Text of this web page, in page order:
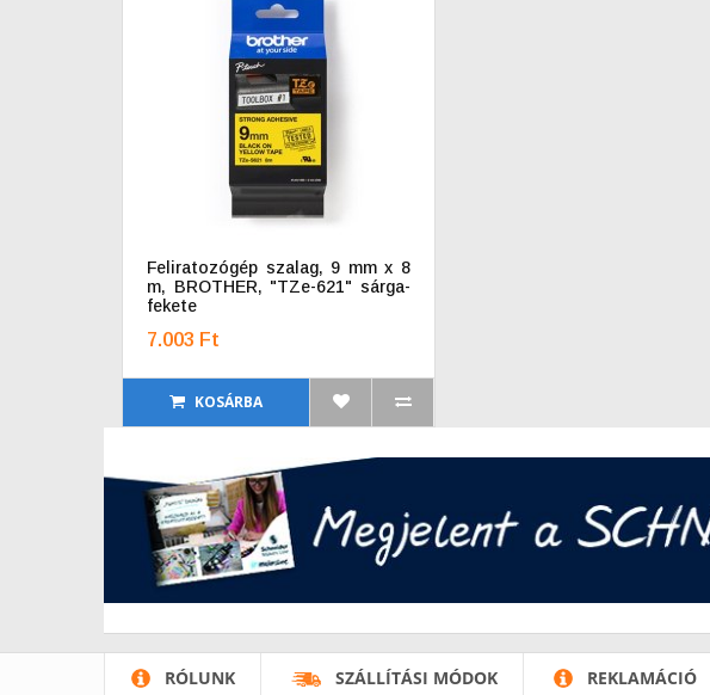
Feliratozógép szalag, 9 mm x 8
m, BROTHER, "TZe-621" sárga-
fekete
7.003 Ft
KOSÁRBA
RÓLUNK SZÁLLÍTÁSI MÓDOK REKLAMÁCIÓ